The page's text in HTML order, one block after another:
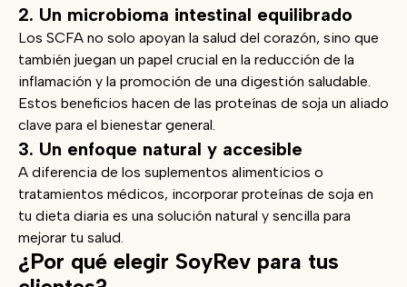
2. Un microbioma intestinal equilibrado
Los SCFA no solo apoyan la salud del corazón, sino que
también juegan un papel crucial en la reducción de la
inflamación y la promoción de una digestión saludable.
Estos beneficios hacen de las proteínas de soja un aliado
clave para el bienestar general.
3. Un enfoque natural y accesible
A diferencia de los suplementos alimenticios o
tratamientos médicos, incorporar proteínas de soja en
tu dieta diaria es una solución natural y sencilla para
mejorar tu salud.
¿Por qué elegir SoyRev para tus